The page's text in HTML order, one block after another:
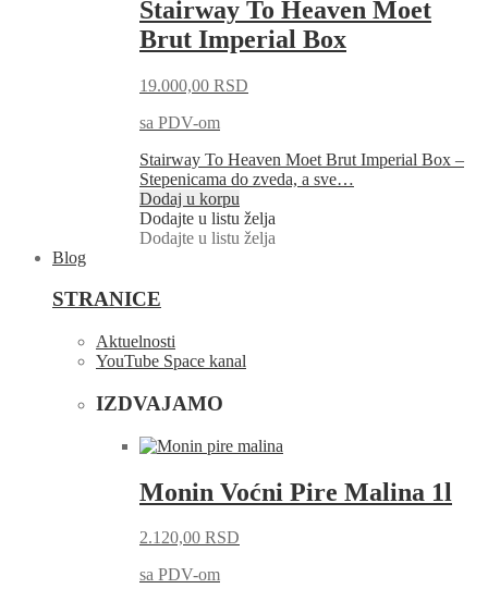
Stairway To Heaven Moet
Brut Imperial Box
19.000,00 RSD
sa PDV-om
Stairway To Heaven Moet Brut Imperial Box –
Stepenicama do zveda, a sve…
Dodaj u korpu
Dodajte u listu želja
Dodajte u listu želja
Blog
STRANICE
Aktuelnosti
YouTube Space kanal
IZDVAJAMO
Monin Voćni Pire Malina 1l
2.120,00 RSD
sa PDV-om